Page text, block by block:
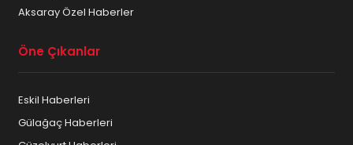
Aksaray Mücevherat ve Gümüşçülük
Aksaray Muhasebeciler
Aksaray Muhtarları
Aksaray Özel Haberler
Öne Çıkanlar
Eskil Haberleri
Gülağaç Haberleri